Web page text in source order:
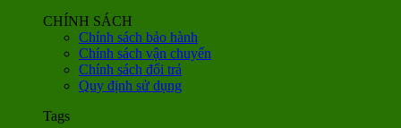
CHÍNH SÁCH
Chính sách bảo hành
Chính sách vận chuyển
Chính sách đổi trả
Quy định sử dụng
Tags